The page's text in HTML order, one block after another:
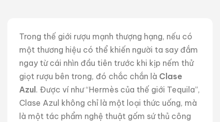
Trong thế giới rượu mạnh thượng hạng, nếu có
một thương hiệu có thể khiến người ta say đắm
ngay từ cái nhìn đầu tiên trước khi kịp nếm thử
giọt rượu bên trong, đó chắc chắn là Clase
Azul . Được ví như “Hermès của thế giới Tequila”,
Clase Azul không chỉ là một loại thức uống, mà
là một tác phẩm nghệ thuật gốm sứ thủ công